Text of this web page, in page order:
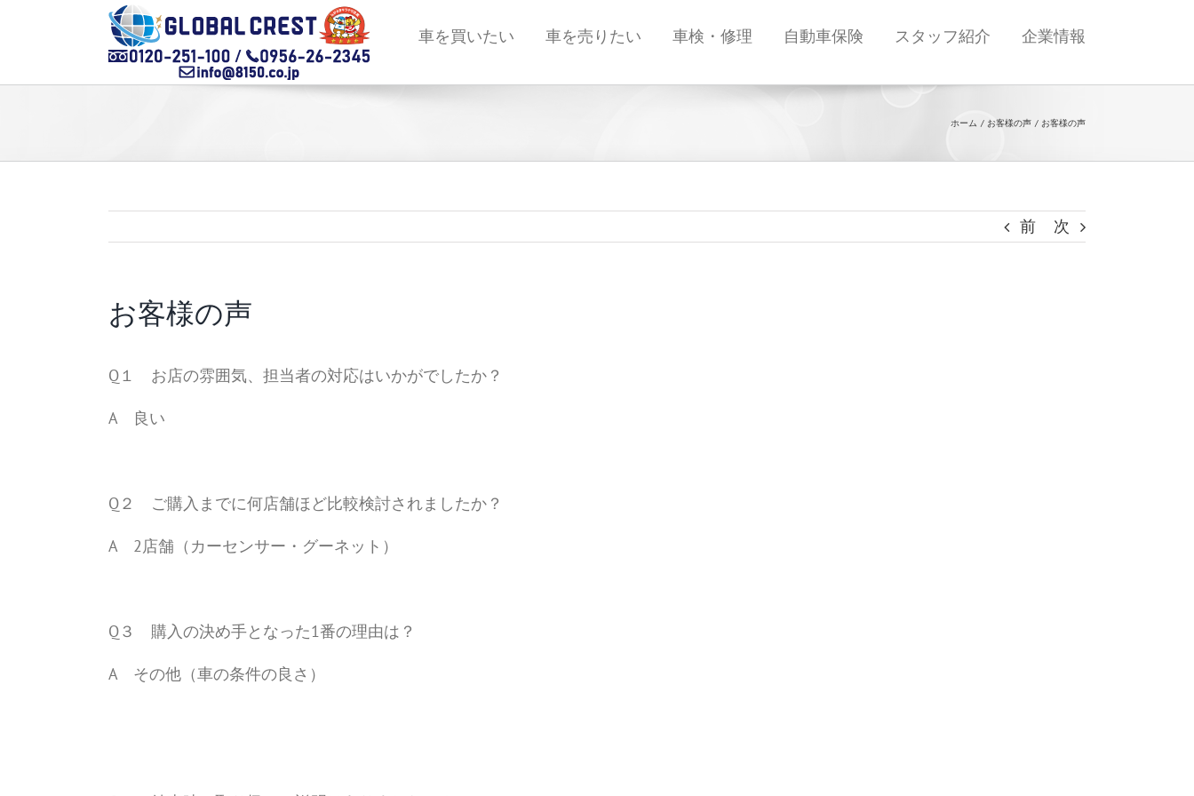
車を買いたい 車を売りたい 車検・修理 自動車保険 スタッフ紹介 企業情報
ホーム お客様の声 お客様の声
前 次
お客様の声
Q１ お店の雰囲気、担当者の対応はいかがでしたか？
A 良い
Q２ ご購入までに何店舗ほど比較検討されましたか？
A 2店舗（カーセンサー・グーネット）
Q３ 購入の決め手となった1番の理由は？
A その他（車の条件の良さ）